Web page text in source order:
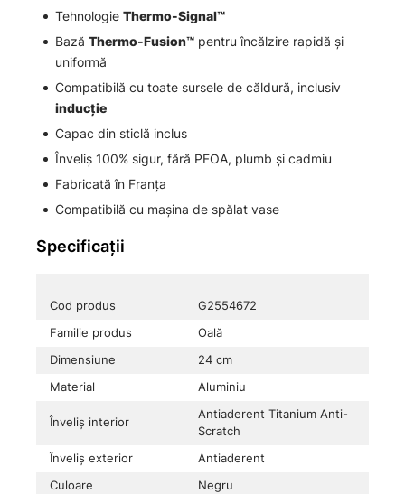
Tehnologie Thermo-Signal™
Bază Thermo-Fusion™ pentru încălzire rapidă și
uniformă
Compatibilă cu toate sursele de căldură, inclusiv
inducție
Capac din sticlă inclus
Înveliș 100% sigur, fără PFOA, plumb și cadmiu
Fabricată în Franța
Compatibilă cu mașina de spălat vase
Specificații
Cod produs
G2554672
Familie produs
Oală
Dimensiune
24 cm
Material
Aluminiu
Înveliș interior
Antiaderent Titanium Anti-
Scratch
Înveliș exterior
Antiaderent
Culoare
Negru